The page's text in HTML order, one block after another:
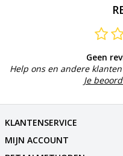
Geen
Help ons en andere
Je
KLANTENSERVICE
MIJN ACCOUNT